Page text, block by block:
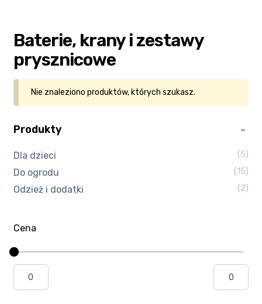
Koszyk
Program partnerski
Ulubione
Baterie, krany i zestawy
prysznicowe
Nie znaleziono produktów, których szukasz.
Produkty
Dla dzieci (5)
Do ogrodu (15)
Odzież i dodatki (2)
Cena